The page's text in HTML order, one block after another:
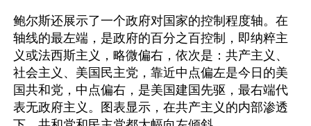
鲍尔斯还展示了一个政府对国家的控制程度轴。在
轴线的最左端，是政府的百分之百控制，即纳粹主
义或法西斯主义，略微偏右，依次是：共产主义、
社会主义、美国民主党，靠近中点偏左是今日的美
国共和党，中点偏右，是美国建国先驱，最右端代
表无政府主义。图表显示，在共产主义的内部渗透